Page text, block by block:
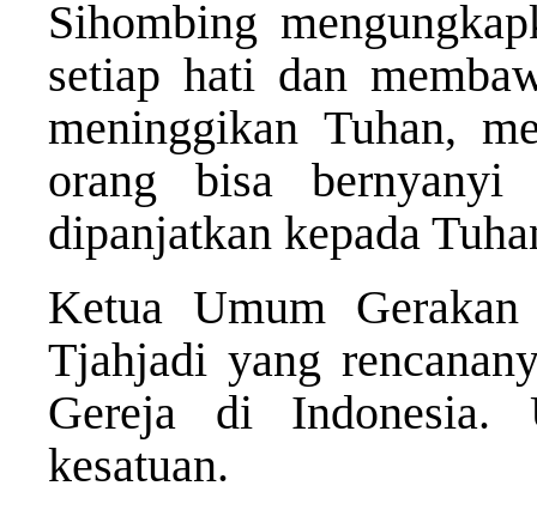
Sihombing
setiap hati dan
meninggikan Tuhan,
orang bisa
dipanjatkan kepada
Ketua Umum
Tjahjadi yang
Gereja di Indonesia.
kesatuan.